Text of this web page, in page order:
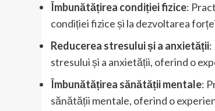
Îmbunătățirea condiției fizice:
condiției fizice și la dezvoltarea
Reducerea stresului și a anxietății:
stresului și a anxietății, oferind o
Îmbunătățirea sănătății mentale:
sănătății mentale, oferind o